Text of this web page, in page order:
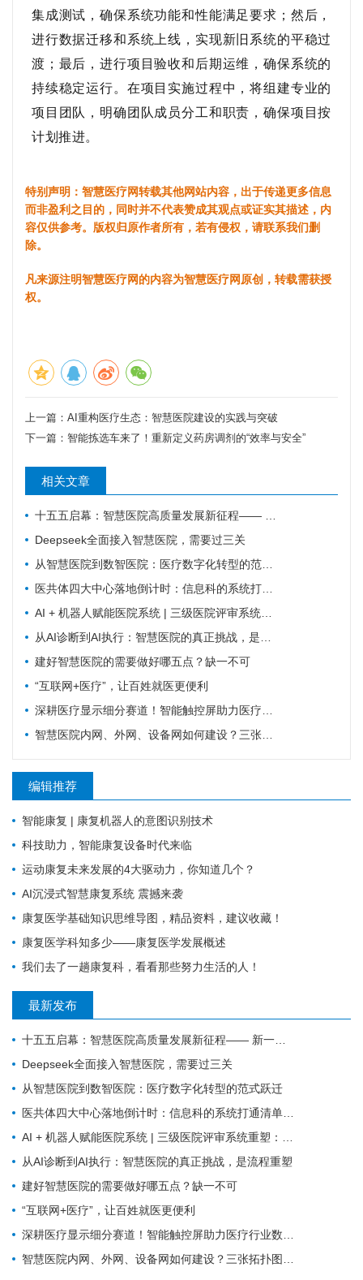
集成测试，确保系统功能和性能满足要求；然后，
进行数据迁移和系统上线，实现新旧系统的平稳过
渡；最后，进行项目验收和后期运维，确保系统的
持续稳定运行。在项目实施过程中，将组建专业的
项目团队，明确团队成员分工和职责，确保项目按
计划推进。
特别声明：智慧医疗网转载其他网站内容，出于传递更多信息
而非盈利之目的，同时并不代表赞成其观点或证实其描述，内
容仅供参考。版权归原作者所有，若有侵权，请联系我们删
除。
凡来源注明智慧医疗网的内容为智慧医疗网原创，转载需获授
权。
上一篇： AI重构医疗生态：智慧医院建设的实践与突破
下一篇： 智能拣选车来了！重新定义药房调剂的“效率与安全”
相关文章
十五五启幕：智慧医院高质量发展新征程—— 新一代 HIS/EMR + AI + 大数据，如何成为公立医院的新引擎？
Deepseek全面接入智慧医院，需要过三关
从智慧医院到数智医院：医疗数字化转型的范式跃迁
医共体四大中心落地倒计时：信息科的系统打通清单来了
AI + 机器人赋能医院系统 | 三级医院评审系统重塑：从突击迎检到长效提质
从AI诊断到AI执行：智慧医院的真正挑战，是流程重塑
建好智慧医院的需要做好哪五点？缺一不可
“互联网+医疗”，让百姓就医更便利
深耕医疗显示细分赛道！智能触控屏助力医疗行业数字化革新
智慧医院内网、外网、设备网如何建设？三张拓扑图搞清楚
编辑推荐
智能康复 | 康复机器人的意图识别技术
科技助力，智能康复设备时代来临
运动康复未来发展的4大驱动力，你知道几个？
AI沉浸式智慧康复系统 震撼来袭
康复医学基础知识思维导图，精品资料，建议收藏！
康复医学科知多少——康复医学发展概述
我们去了一趟康复科，看看那些努力生活的人！
最新发布
十五五启幕：智慧医院高质量发展新征程—— 新一代 HIS/EMR + AI + 大数据，如何成为公立医院的新引擎？
Deepseek全面接入智慧医院，需要过三关
从智慧医院到数智医院：医疗数字化转型的范式跃迁
医共体四大中心落地倒计时：信息科的系统打通清单来了
AI + 机器人赋能医院系统 | 三级医院评审系统重塑：从突击迎检到长效提质
从AI诊断到AI执行：智慧医院的真正挑战，是流程重塑
建好智慧医院的需要做好哪五点？缺一不可
“互联网+医疗”，让百姓就医更便利
深耕医疗显示细分赛道！智能触控屏助力医疗行业数字化革新
智慧医院内网、外网、设备网如何建设？三张拓扑图搞清楚